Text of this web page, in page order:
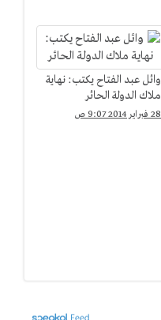
وائل عبد الفتاح يكتب: نهاية
ملاك الدولة الحائر
28 فبراير 2014 9:07 ص